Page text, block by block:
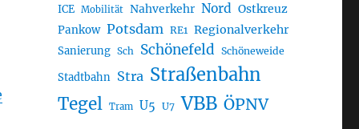
ICE Mobilität Nahverkehr Nord Ostkreuz
Pankow Potsdam RE1 Regionalverkehr
Sanierung Sch Schönefeld Schöneweide
Stadtbahn Stra Straßenbahn
Tegel Tram U5 U7 VBB ÖPNV